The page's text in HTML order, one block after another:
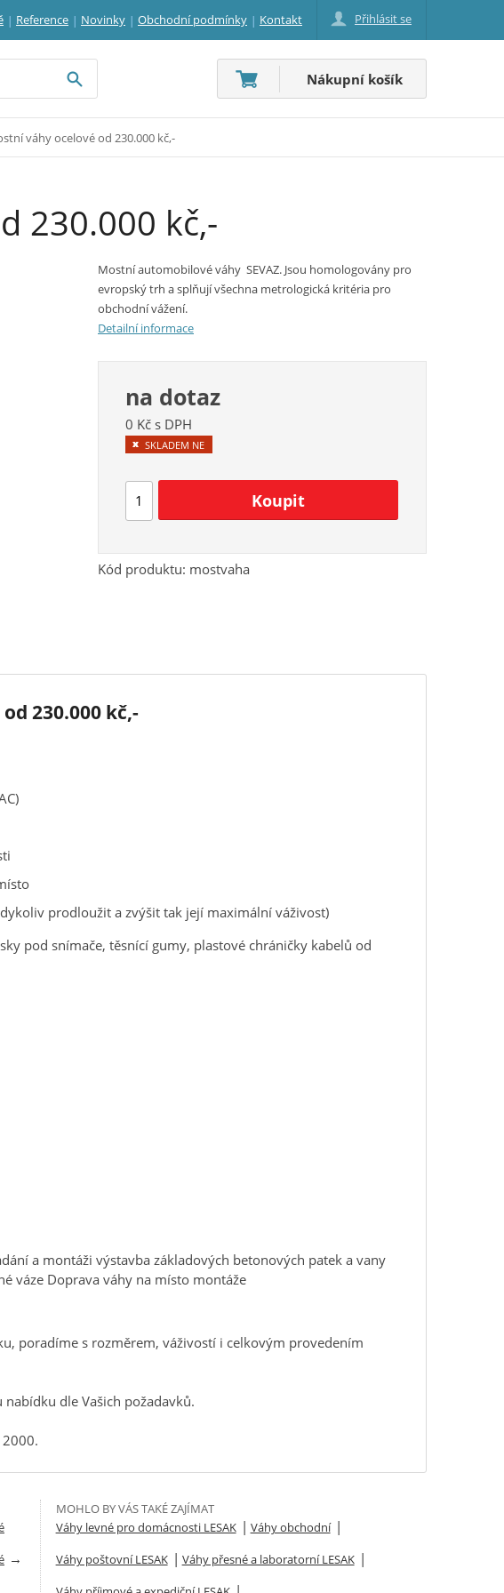
Reference Novinky Obchodní podmínky Kontakt Přihlásit se
Nákupní košík
váhy ocelové od 230.000 kč,-
230.000 kč,-
Mostní automobilové váhy SEVAZ. Jsou homologovány pro
evropský trh a splňují všechna metrologická kritéria pro
obchodní vážení.
Detailní informace
na dotaz
0 Kč s DPH
SKLADEM NE
Kód produktu: mostvaha
230.000 kč,-
prodloužit a zvýšit tak její maximální váživost)
pod snímače, těsnící gumy, plastové chráničky kabelů od
a montáži výstavba základových betonových patek a vany
váze Doprava váhy na místo montáže
poradíme s rozměrem, váživostí i celkovým provedením
dle Vašich požadavků.
→
MOHLO BY VÁS TAKÉ ZAJÍMAT
Váhy levné pro domácnosti LESAK | Váhy obchodní|
Váhy poštovní LESAK | Váhy přesné a laboratorní LESAK |